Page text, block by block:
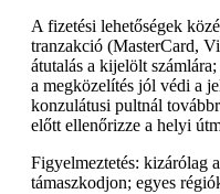
A fizetési lehetőségek
tranzakció (MasterCard,
átutalás a kijelölt
a megközelítés jól védi a
konzulátusi pultnál
előtt ellenőrizze a helyi
Figyelmeztetés: kizárólag
támaszkodjon; egyes